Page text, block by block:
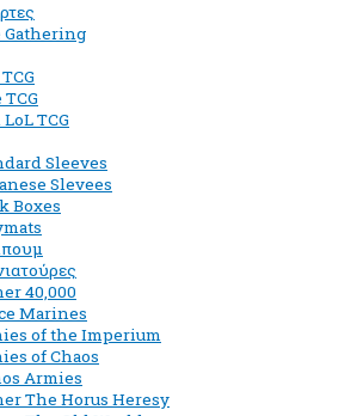
Gathering
TCG
Sleeves
Slevees
Boxes
40,000
Marines
of the Imperium
of Chaos
Armies
The Horus Heresy